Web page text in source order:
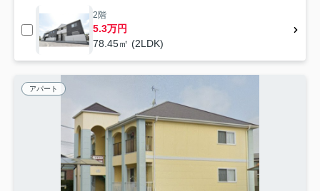
2階
5.3万円
78.45㎡ (2LDK)
アパート